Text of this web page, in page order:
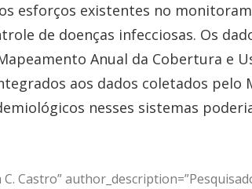
esforços existentes no
de doenças infecciosas. Os
Anual da Cobertura e
aos dados coletados pelo
nesses sistemas
Castro”